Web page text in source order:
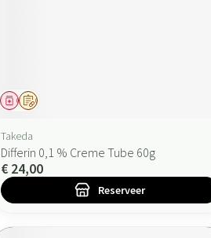
Op voorschrift
Geneesmiddel
Takeda
Differin 0,1 % Creme Tube 60g
€ 24,00
Reserveer